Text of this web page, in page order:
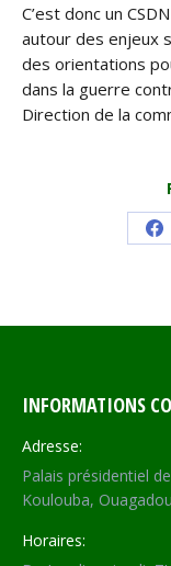
C’est donc un
autour des enjeux
des orientations
dans la guerre
Direction de la
INFORMATIONS
Adresse:
Palais présidentiel
Koulouba,
Horaires: